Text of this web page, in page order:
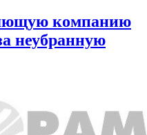
компанию
неубранную